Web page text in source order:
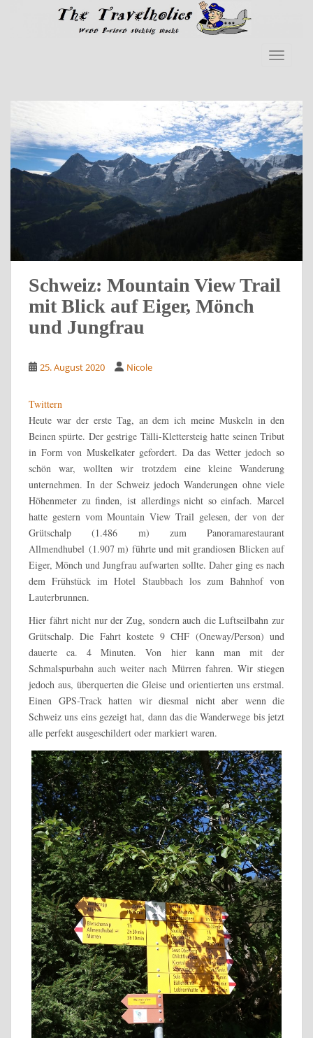
Skip to main content
Schweiz: Mountain View Trail
mit Blick auf Eiger, Mönch
und Jungfrau
25. August 2020 Nicole
Twittern
Heute war der erste Tag, an dem ich meine Muskeln in den
Beinen spürte. Der gestrige Tälli-Klettersteig hatte seinen Tribut
in Form von Muskelkater gefordert. Da das Wetter jedoch so
schön war, wollten wir trotzdem eine kleine Wanderung
unternehmen. In der Schweiz jedoch Wanderungen ohne viele
Höhenmeter zu finden, ist allerdings nicht so einfach. Marcel
hatte gestern vom Mountain View Trail gelesen, der von der
Grütschalp (1.486 m) zum Panoramarestaurant
Allmendhubel (1.907 m) führte und mit grandiosen Blicken auf
Eiger, Mönch und Jungfrau aufwarten sollte. Daher ging es nach
dem Frühstück im Hotel Staubbach los zum Bahnhof von
Lauterbrunnen.
Hier fährt nicht nur der Zug, sondern auch die Luftseilbahn zur
Grütschalp. Die Fahrt kostete 9 CHF (Oneway/Person) und
dauerte ca. 4 Minuten. Von hier kann man mit der
Schmalspurbahn auch weiter nach Mürren fahren. Wir stiegen
jedoch aus, überquerten die Gleise und orientierten uns erstmal.
Einen GPS-Track hatten wir diesmal nicht aber wenn die
Schweiz uns eins gezeigt hat, dann das die Wanderwege bis jetzt
alle perfekt ausgeschildert oder markiert waren.